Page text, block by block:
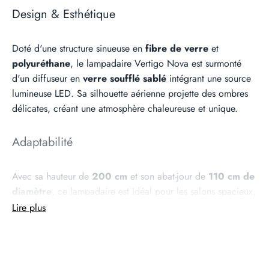
Design & Esthétique
Doté d'une structure sinueuse en fibre de verre et
polyuréthane, le lampadaire Vertigo Nova est surmonté
d'un diffuseur en verre soufflé sablé intégrant une source
lumineuse LED. Sa silhouette aérienne projette des ombres
délicates, créant une atmosphère chaleureuse et unique.
Adaptabilité
Avec sa hauteur de 200 cm et son abat-jour de 110 cm de
diamètre , ce lampadaire est idéal pour les salons spacieux,
les coins lecture ou les espaces ouverts, ajoutant une
Lire plus